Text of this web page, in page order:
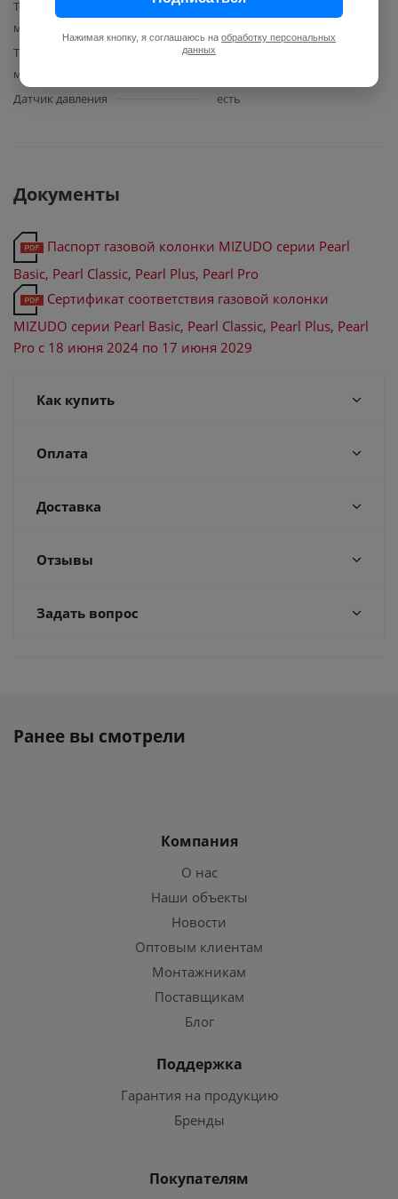
Температура горячей воды,
мин.
35
Температура горячей воды
макс.
Датчик давления есть
Документы
Паспорт газовой колонки MIZUDO серии Pearl
Basic, Pearl Classic, Pearl Plus, Pearl Pro
Сертификат соответствия газовой колонки
MIZUDO серии Pearl Basic, Pearl Classic, Pearl Plus, Pearl
Pro с 18 июня 2024 по 17 июня 2029
Как купить
Оплата
Доставка
Отзывы
Задать вопрос
Ранее вы смотрели
Компания
О нас
Наши объекты
Новости
Оптовым клиентам
Монтажникам
Поставщикам
Блог
Поддержка
Гарантия на продукцию
Бренды
Покупателям
Нажимая кнопку, я соглашаюсь на обработку персональных
данных